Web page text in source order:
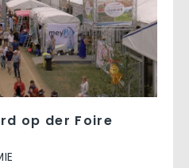
op der Foire